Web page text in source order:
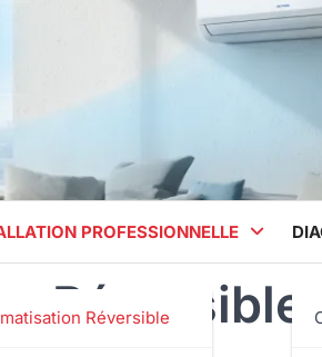
PROFESSIONNELLE
Réversible
Réversible